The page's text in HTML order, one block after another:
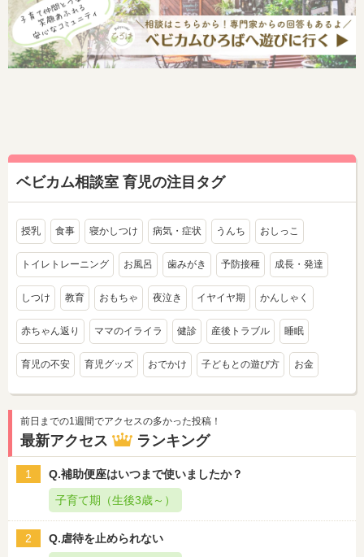
ベビカム相談室 育児の注目タグ
授乳 食事 寝かしつけ 病気・症状 うんち おしっこ
トイレトレーニング お風呂 歯みがき 予防接種 成長・発達
しつけ 教育 おもちゃ 夜泣き イヤイヤ期 かんしゃく
赤ちゃん返り ママのイライラ 健診 産後トラブル 睡眠
育児の不安 育児グッズ おでかけ 子どもとの遊び方 お金
前日までの1週間でアクセスの多かった投稿！
最新アクセス ランキング
1
Q.補助便座はいつまで使いましたか？
子育て期（生後3歳～）
2
Q.虐待を止められない